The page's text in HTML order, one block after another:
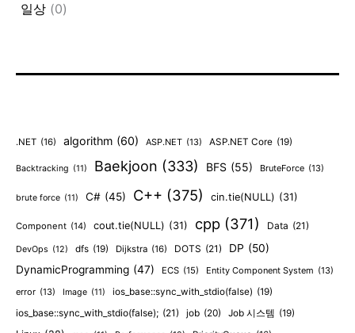
일상 (0)
.NET (16) algorithm (60) ASP.NET (13) ASP.NET Core (19)
Backtracking (11) Baekjoon (333) BFS (55) BruteForce (13)
brute force (11) C# (45) C++ (375) cin.tie(NULL) (31)
Component (14) cout.tie(NULL) (31) cpp (371) Data (21)
DevOps (12) dfs (19) Dijkstra (16) DOTS (21) DP (50)
DynamicProgramming (47) ECS (15) Entity Component System (13)
error (13) Image (11) ios_base::sync_with_stdio(false) (19)
ios_base::sync_with_stdio(false); (21) job (20) Job 시스템 (19)